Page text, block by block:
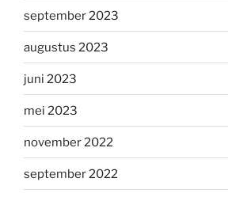
september 2023
augustus 2023
juni 2023
mei 2023
november 2022
september 2022